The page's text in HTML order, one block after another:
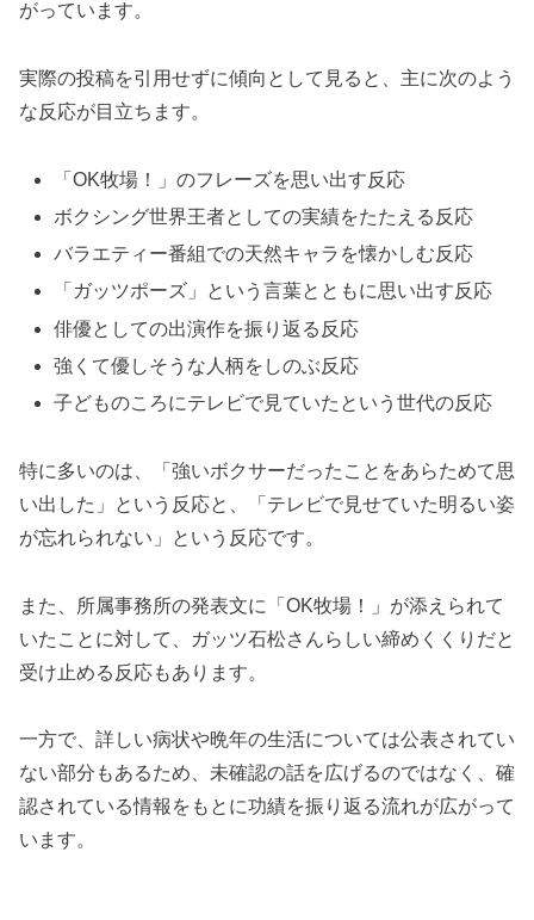
がっています。
実際の投稿を引用せずに傾向として見ると、主に次のよう
な反応が目立ちます。
「OK牧場！」のフレーズを思い出す反応
ボクシング世界王者としての実績をたたえる反応
バラエティー番組での天然キャラを懐かしむ反応
「ガッツポーズ」という言葉とともに思い出す反応
俳優としての出演作を振り返る反応
強くて優しそうな人柄をしのぶ反応
子どものころにテレビで見ていたという世代の反応
特に多いのは、「強いボクサーだったことをあらためて思
い出した」という反応と、「テレビで見せていた明るい姿
が忘れられない」という反応です。
また、所属事務所の発表文に「OK牧場！」が添えられて
いたことに対して、ガッツ石松さんらしい締めくくりだと
受け止める反応もあります。
一方で、詳しい病状や晩年の生活については公表されてい
ない部分もあるため、未確認の話を広げるのではなく、確
認されている情報をもとに功績を振り返る流れが広がって
います。